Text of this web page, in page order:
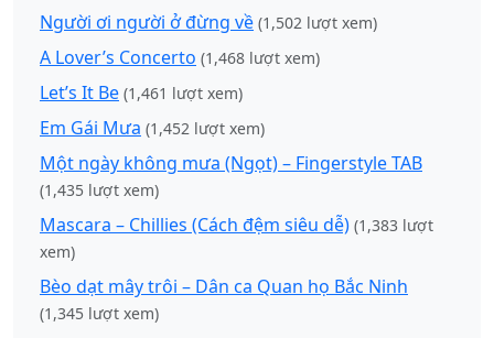
Người ơi người ở đừng về (1,502 lượt xem)
A Lover’s Concerto (1,468 lượt xem)
Let’s It Be (1,461 lượt xem)
Em Gái Mưa (1,452 lượt xem)
Một ngày không mưa (Ngọt) – Fingerstyle TAB
(1,435 lượt xem)
Mascara – Chillies (Cách đệm siêu dễ) (1,383 lượt
xem)
Bèo dạt mây trôi – Dân ca Quan họ Bắc Ninh
(1,345 lượt xem)